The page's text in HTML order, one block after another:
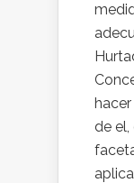
de